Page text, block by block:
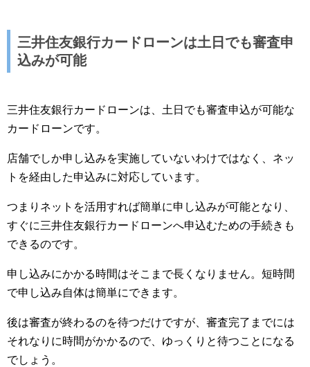
三井住友銀行カードローンは土日でも審査申
込みが可能
三井住友銀行カードローンは、土日でも審査申込が可能な
カードローンです。
店舗でしか申し込みを実施していないわけではなく、ネッ
トを経由した申込みに対応しています。
つまりネットを活用すれば簡単に申し込みが可能となり、
すぐに三井住友銀行カードローンへ申込むための手続きも
できるのです。
申し込みにかかる時間はそこまで長くなりません。短時間
で申し込み自体は簡単にできます。
後は審査が終わるのを待つだけですが、審査完了までには
それなりに時間がかかるので、ゆっくりと待つことになる
でしょう。